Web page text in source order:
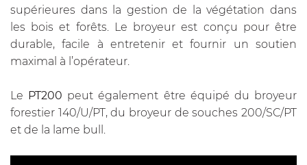
supérieures dans la gestion de la végétation dans
les bois et forêts. Le broyeur est conçu pour être
durable, facile à entretenir et fournir un soutien
maximal à l’opérateur.
Le PT200 peut également être équipé du broyeur
forestier 140/U/PT, du broyeur de souches 200/SC/PT
et de la lame bull.